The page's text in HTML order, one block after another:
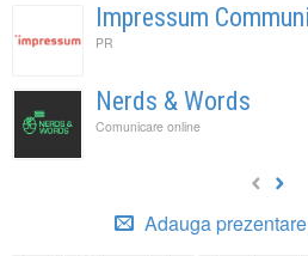
Impressum
PR
Nerds & Words
Comunicare online
Adauga